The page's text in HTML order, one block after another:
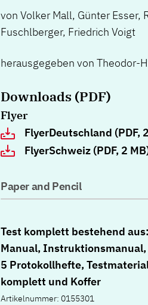
von Volker Mall, Günter Esser,
Fuschlberger, Friedrich Voigt
herausgegeben von Theodor-
Downloads (PDF)
Flyer
FlyerDeutschland (PDF,
FlyerSchweiz (PDF, 2
Paper and Pencil
Test komplett bestehend aus:
Manual, Instruktionsmanual,
5 Protokollhefte,
komplett und Koffer
Artikelnummer: 0155301